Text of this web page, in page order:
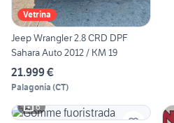
Vetrina
Jeep Wrangler 2.8 CRD DPF
Sahara Auto 2012 / KM 19
21.999 €
Palagonia (CT)
6